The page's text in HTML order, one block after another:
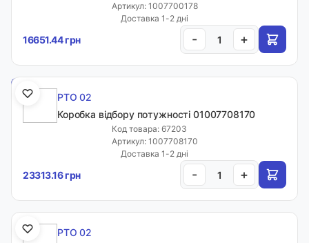
Каталог товарів
Артикул: 1007700178
Доставка 1-2 дні
16651.44 грн - +
PTO 02
Коробка відбору потужності 01007708170
Код товара: 67203
Артикул: 1007708170
Доставка 1-2 дні
23313.16 грн - +
PTO 02